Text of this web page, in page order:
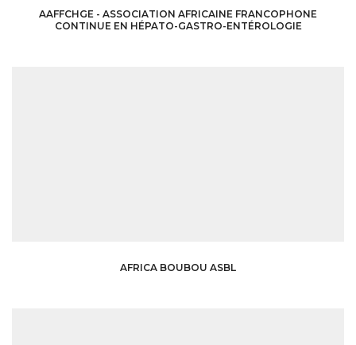
AAFFCHGE - ASSOCIATION AFRICAINE FRANCOPHONE
CONTINUE EN HÉPATO-GASTRO-ENTÉROLOGIE
AFRICA BOUBOU ASBL